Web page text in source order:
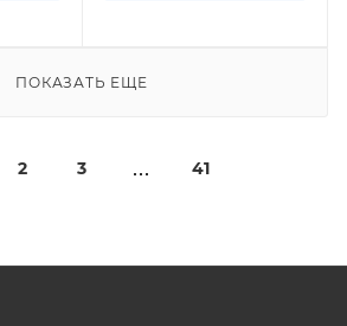
ПОКАЗАТЬ ЕЩЕ
2 3 41